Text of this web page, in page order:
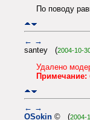
По поводу
← →
santey (2004-10-
Удалено
Примечание:
← →
OSokin © (2004-